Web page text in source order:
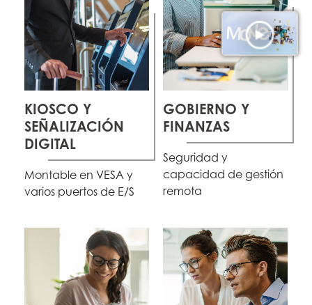
KIOSCO Y
SEÑALIZACIÓN
DIGITAL
Montable en VESA y
varios puertos de E/S
GOBIERNO Y
FINANZAS
Seguridad y
capacidad de gestión
remota